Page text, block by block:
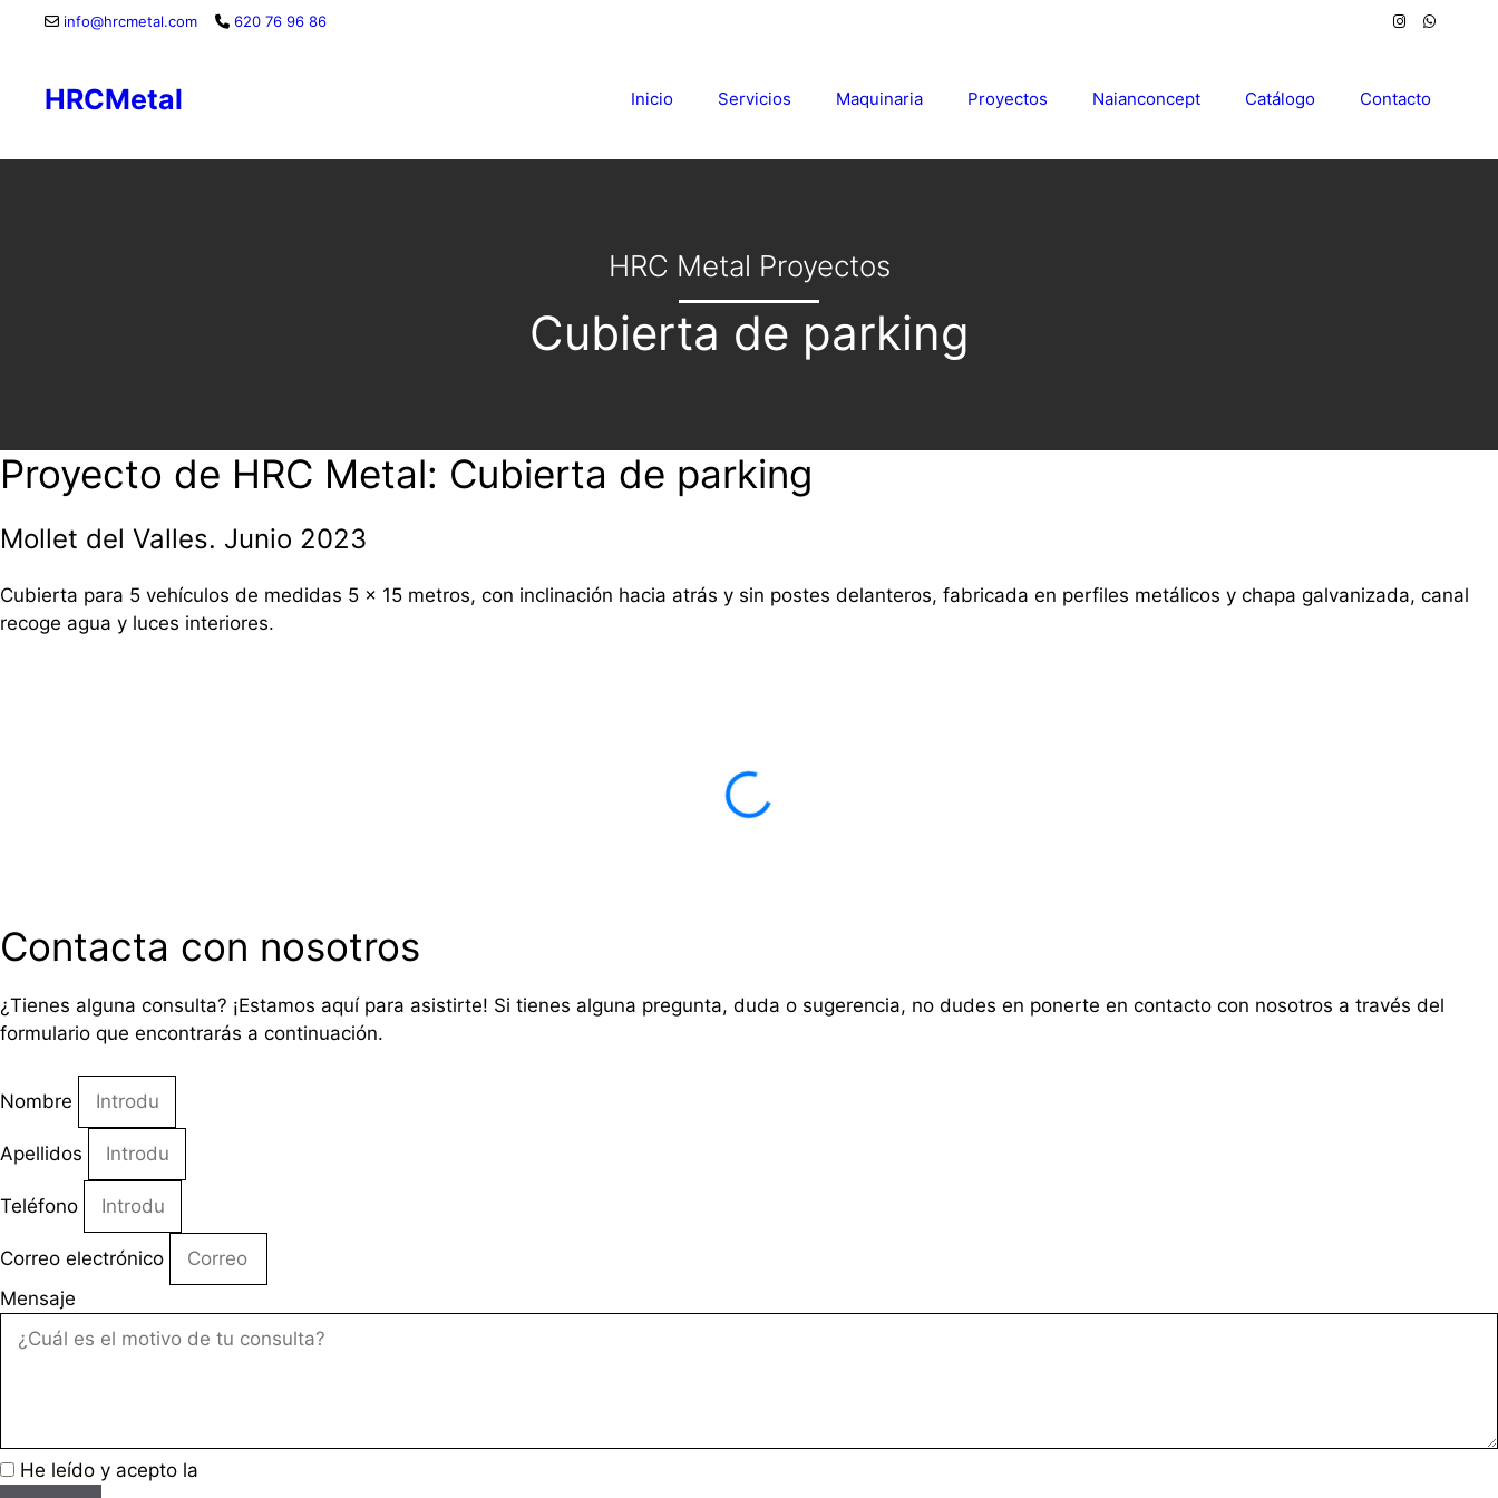
Saltar
info@hrcmetal.com 620 76 96 86
HRCMetal Inicio Servicios Maquinaria Proyectos Naianconcept Catálogo Contacto
HRC Metal Proyectos
Cubierta de parking
Proyecto de HRC Metal: Cubierta de parking
Mollet del Valles. Junio 2023
Cubierta para 5 vehículos de medidas 5 x 15 metros, con inclinación hacia atrás y sin postes delanteros, fabricada en perfiles metálicos y chapa galvanizada, canal
recoge agua y luces interiores.
Contacta con nosotros
¿Tienes alguna consulta? ¡Estamos aquí para asistirte! Si tienes alguna pregunta, duda o sugerencia, no dudes en ponerte en contacto con nosotros a través del
formulario que encontrarás a continuación.
Nombre
Apellidos
Teléfono
Correo electrónico
Mensaje
He leído y acepto la